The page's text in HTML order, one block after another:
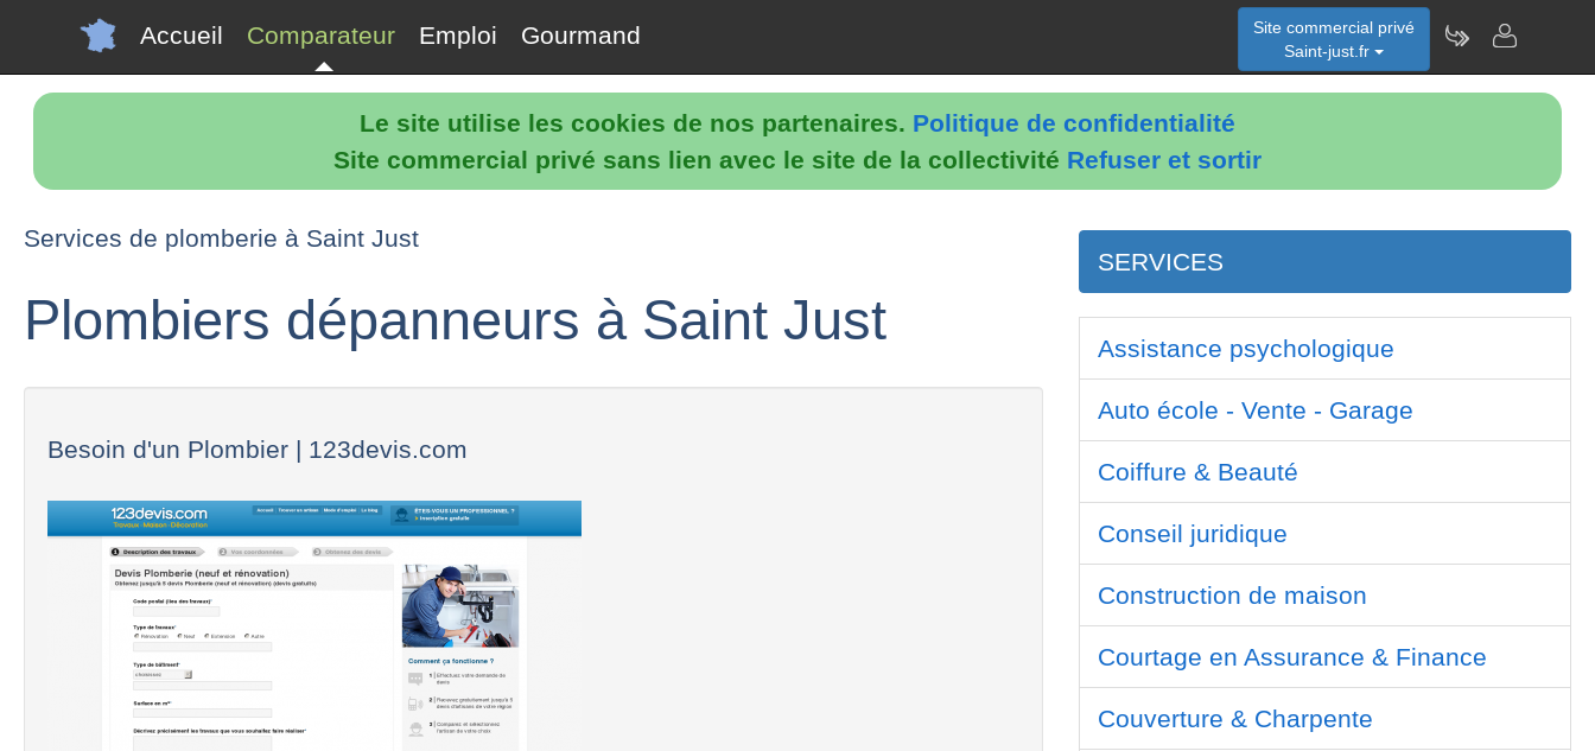
Le site utilise les cookies de nos partenaires. Politique de confidentialité
Site commercial privé sans lien avec le site de la collectivité Refuser et sortir
Accueil Comparateur Emploi Gourmand
Site commercial privé
Saint-just.fr
Services de plomberie à Saint Just
Plombiers dépanneurs à Saint Just
Besoin d'un Plombier | 123devis.com
SERVICES
Assistance psychologique
Auto école - Vente - Garage
Coiffure & Beauté
Conseil juridique
Construction de maison
Courtage en Assurance & Finance
Couverture & Charpente